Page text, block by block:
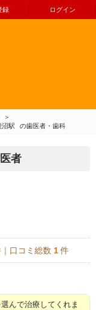
録 ログイン
移動
＞
沼駅 の歯医者・歯科
者
口コミ総数 1 件
んで治療してくれま